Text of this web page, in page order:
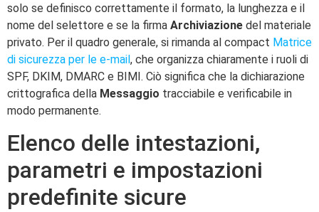
solo se definisco correttamente il formato, la lunghezza e il
nome del selettore e se la firma Archiviazione del materiale
privato. Per il quadro generale, si rimanda al compact Matrice
di sicurezza per le e-mail, che organizza chiaramente i ruoli di
SPF, DKIM, DMARC e BIMI. Ciò significa che la dichiarazione
crittografica della Messaggio tracciabile e verificabile in
modo permanente.
Elenco delle intestazioni,
parametri e impostazioni
predefinite sicure